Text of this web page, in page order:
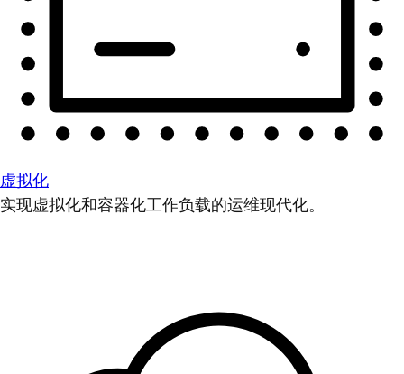
虚拟化
实现虚拟化和容器化工作负载的运维现代化。